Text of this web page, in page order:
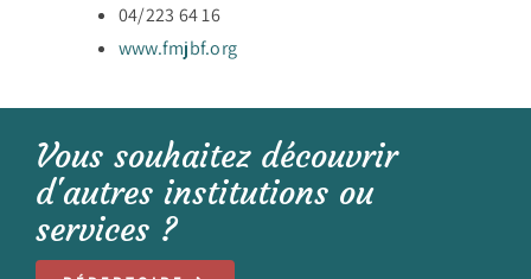
04/223 64 16
www.fmjbf.org
Vous souhaitez découvrir
d'autres institutions ou
services ?